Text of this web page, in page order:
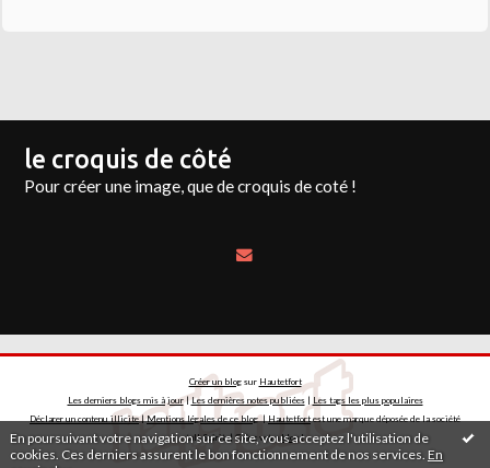
En poursuivant votre navigation sur ce site, vous acceptez l'utilisation de
cookies. Ces derniers assurent le bon fonctionnement de nos services. En
le croquis de côté
Pour créer une image, que de croquis de coté !
Créer un blogsur Hautetfort
Les derniers blogs mis à jour|Les dernières notes publiées| Les tags les plus populaires
Déclarer un contenu illicite|Mentions légales de ce blog | Hautetfort est une marque déposée de la société
talkSpirit | Créez votreblog!